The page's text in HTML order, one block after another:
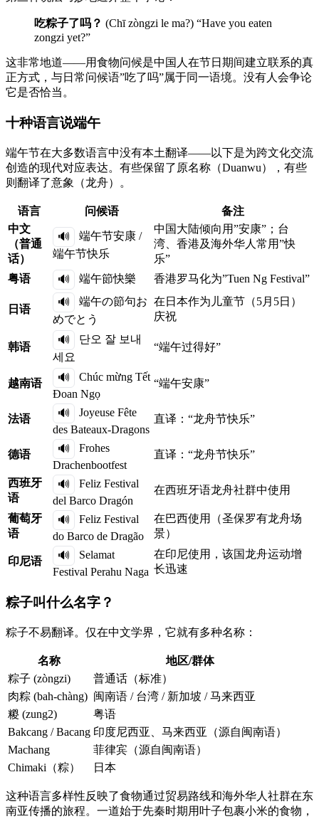
吃粽子了吗？ (Chī zòngzi le ma?) “Have you eaten
zongzi yet?”
这非常地道——用食物问候是中国人在节日期间建立联系的真
正方式，与日常问候语”吃了吗”属于同一语境。没有人会争论
它是否恰当。
十种语言说端午
端午节在大多数语言中没有本土翻译——以下是为跨文化交流
创造的现代对应表达。有些保留了原名称（Duanwu），有些
则翻译了意象（龙舟）。
语言 问候语
备注
中文
（普通
话）
🔊
端午节安康 /
端午节快乐
中国大陆倾向用”安康”；台
湾、香港及海外华人常用”快
乐”
粤语
🔊 端午節快樂 香港罗马化为”Tuen Ng Festival”
日语
🔊
端午の節句お
めでとう
在日本作为儿童节（5月5日）
庆祝
韩语
🔊
단오 잘 보내
세요
“端午过得好”
越南语 🔊
Chúc mừng Tết
Đoan Ngọ
“端午安康”
法语 🔊
Joyeuse Fête
des Bateaux-Dragons
直译：“龙舟节快乐”
德语 🔊
Frohes
Drachenbootfest
直译：“龙舟节快乐”
西班牙
语
🔊
Feliz Festival
del Barco Dragón
在西班牙语龙舟社群中使用
葡萄牙
语
🔊
Feliz Festival
do Barco de Dragão
在巴西使用（圣保罗有龙舟场
景）
印尼语 🔊
Selamat
Festival Perahu Naga
在印尼使用，该国龙舟运动增
长迅速
粽子叫什么名字？
粽子不易翻译。仅在中文学界，它就有多种名称：
名称
地区/群体
粽子 (zòngzi)
普通话（标准）
肉粽 (bah-chàng) 闽南语 / 台湾 / 新加坡 / 马来西亚
糉 (zung2)
粤语
Bakcang / Bacang 印度尼西亚、马来西亚（源自闽南语）
Machang
菲律宾（源自闽南语）
Chimaki（粽）
日本
这种语言多样性反映了食物通过贸易路线和海外华人社群在东
南亚传播的旅程。一道始于先秦时期用叶子包裹小米的食物，